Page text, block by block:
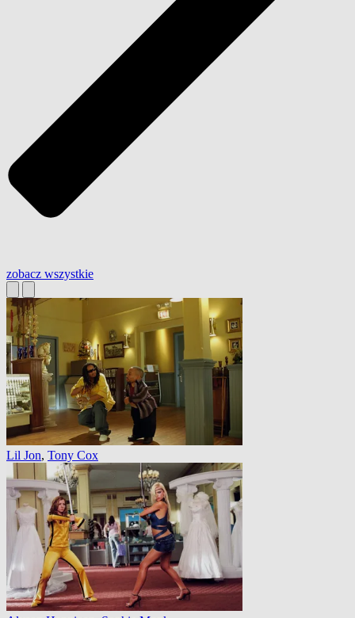
zobacz wszystkie
Lil Jon, Tony Cox